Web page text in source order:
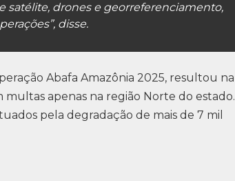
satélite, drones e georreferenciamento,
disse.
Abafa Amazônia 2025, resultou na
apenas na região Norte do estado.
pela degradação de mais de 7 mil